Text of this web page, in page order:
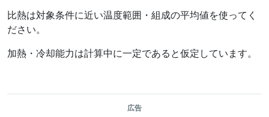
比熱は対象条件に近い温度範囲・組成の平均値を使ってく
ださい。
加熱・冷却能力は計算中に一定であると仮定しています。
広告